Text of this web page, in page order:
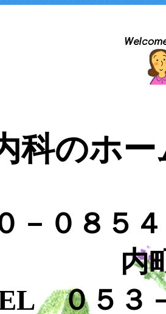
科のホ
－０８５
内
０５３